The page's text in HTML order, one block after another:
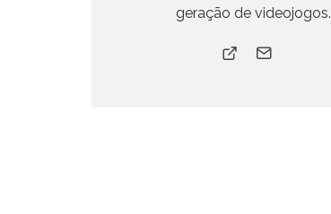
geração de videojogos.